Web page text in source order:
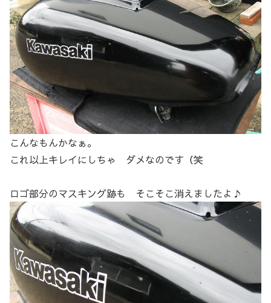
こんなもんかなぁ。
これ以上キレイにしちゃ ダメなのです（笑
ロゴ部分のマスキング跡も そこそこ消えましたよ♪